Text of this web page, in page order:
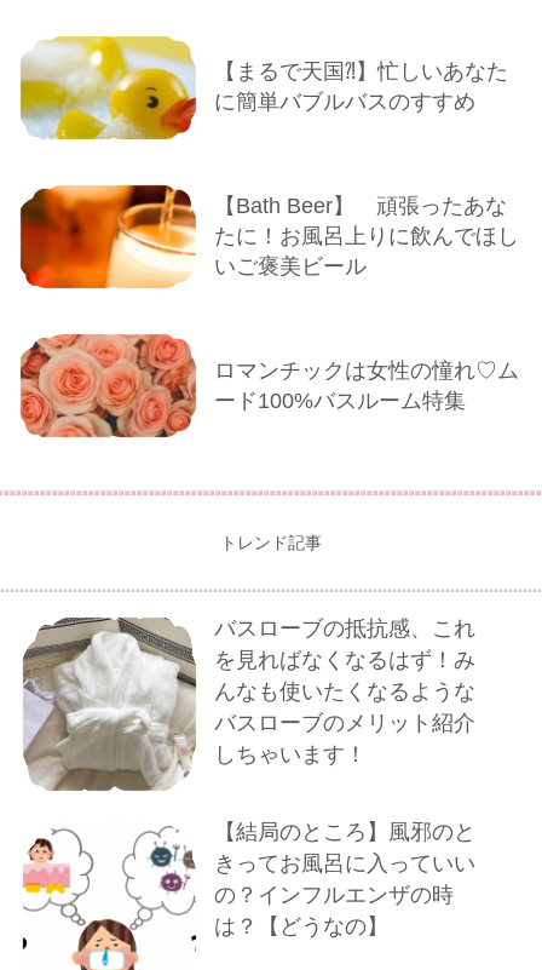
【まるで天国⁈】忙しいあなた
に簡単バブルバスのすすめ
【Bath Beer】 頑張ったあな
たに！お風呂上りに飲んでほし
いご褒美ビール
ロマンチックは女性の憧れ♡ム
ード100%バスルーム特集
トレンド記事
バスローブの抵抗感、これ
を見ればなくなるはず！み
んなも使いたくなるような
バスローブのメリット紹介
しちゃいます！
【結局のところ】風邪のと
きってお風呂に入っていい
の？インフルエンザの時
は？【どうなの】